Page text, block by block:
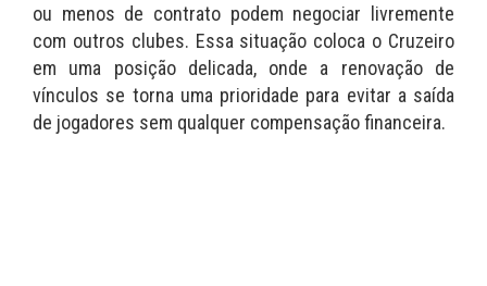
ou menos de contrato podem negociar livremente
com outros clubes. Essa situação coloca o Cruzeiro
em uma posição delicada, onde a renovação de
vínculos se torna uma prioridade para evitar a saída
de jogadores sem qualquer compensação financeira.